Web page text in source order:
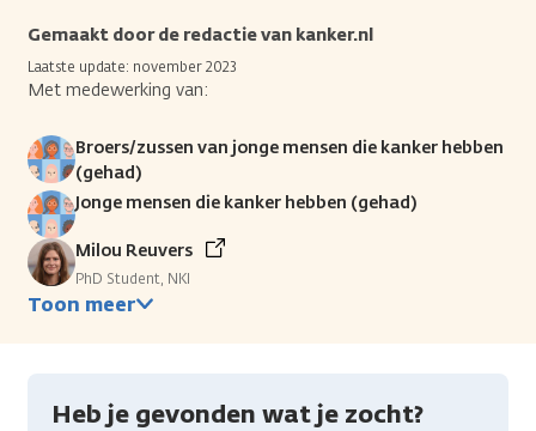
Gemaakt door de redactie van kanker.nl
Laatste update: november 2023
Met medewerking van:
Broers/zussen van jonge mensen die kanker hebben
(gehad)
Jonge mensen die kanker hebben (gehad)
Milou Reuvers
PhD Student, NKI
Toon meer
Heb je gevonden wat je zocht?